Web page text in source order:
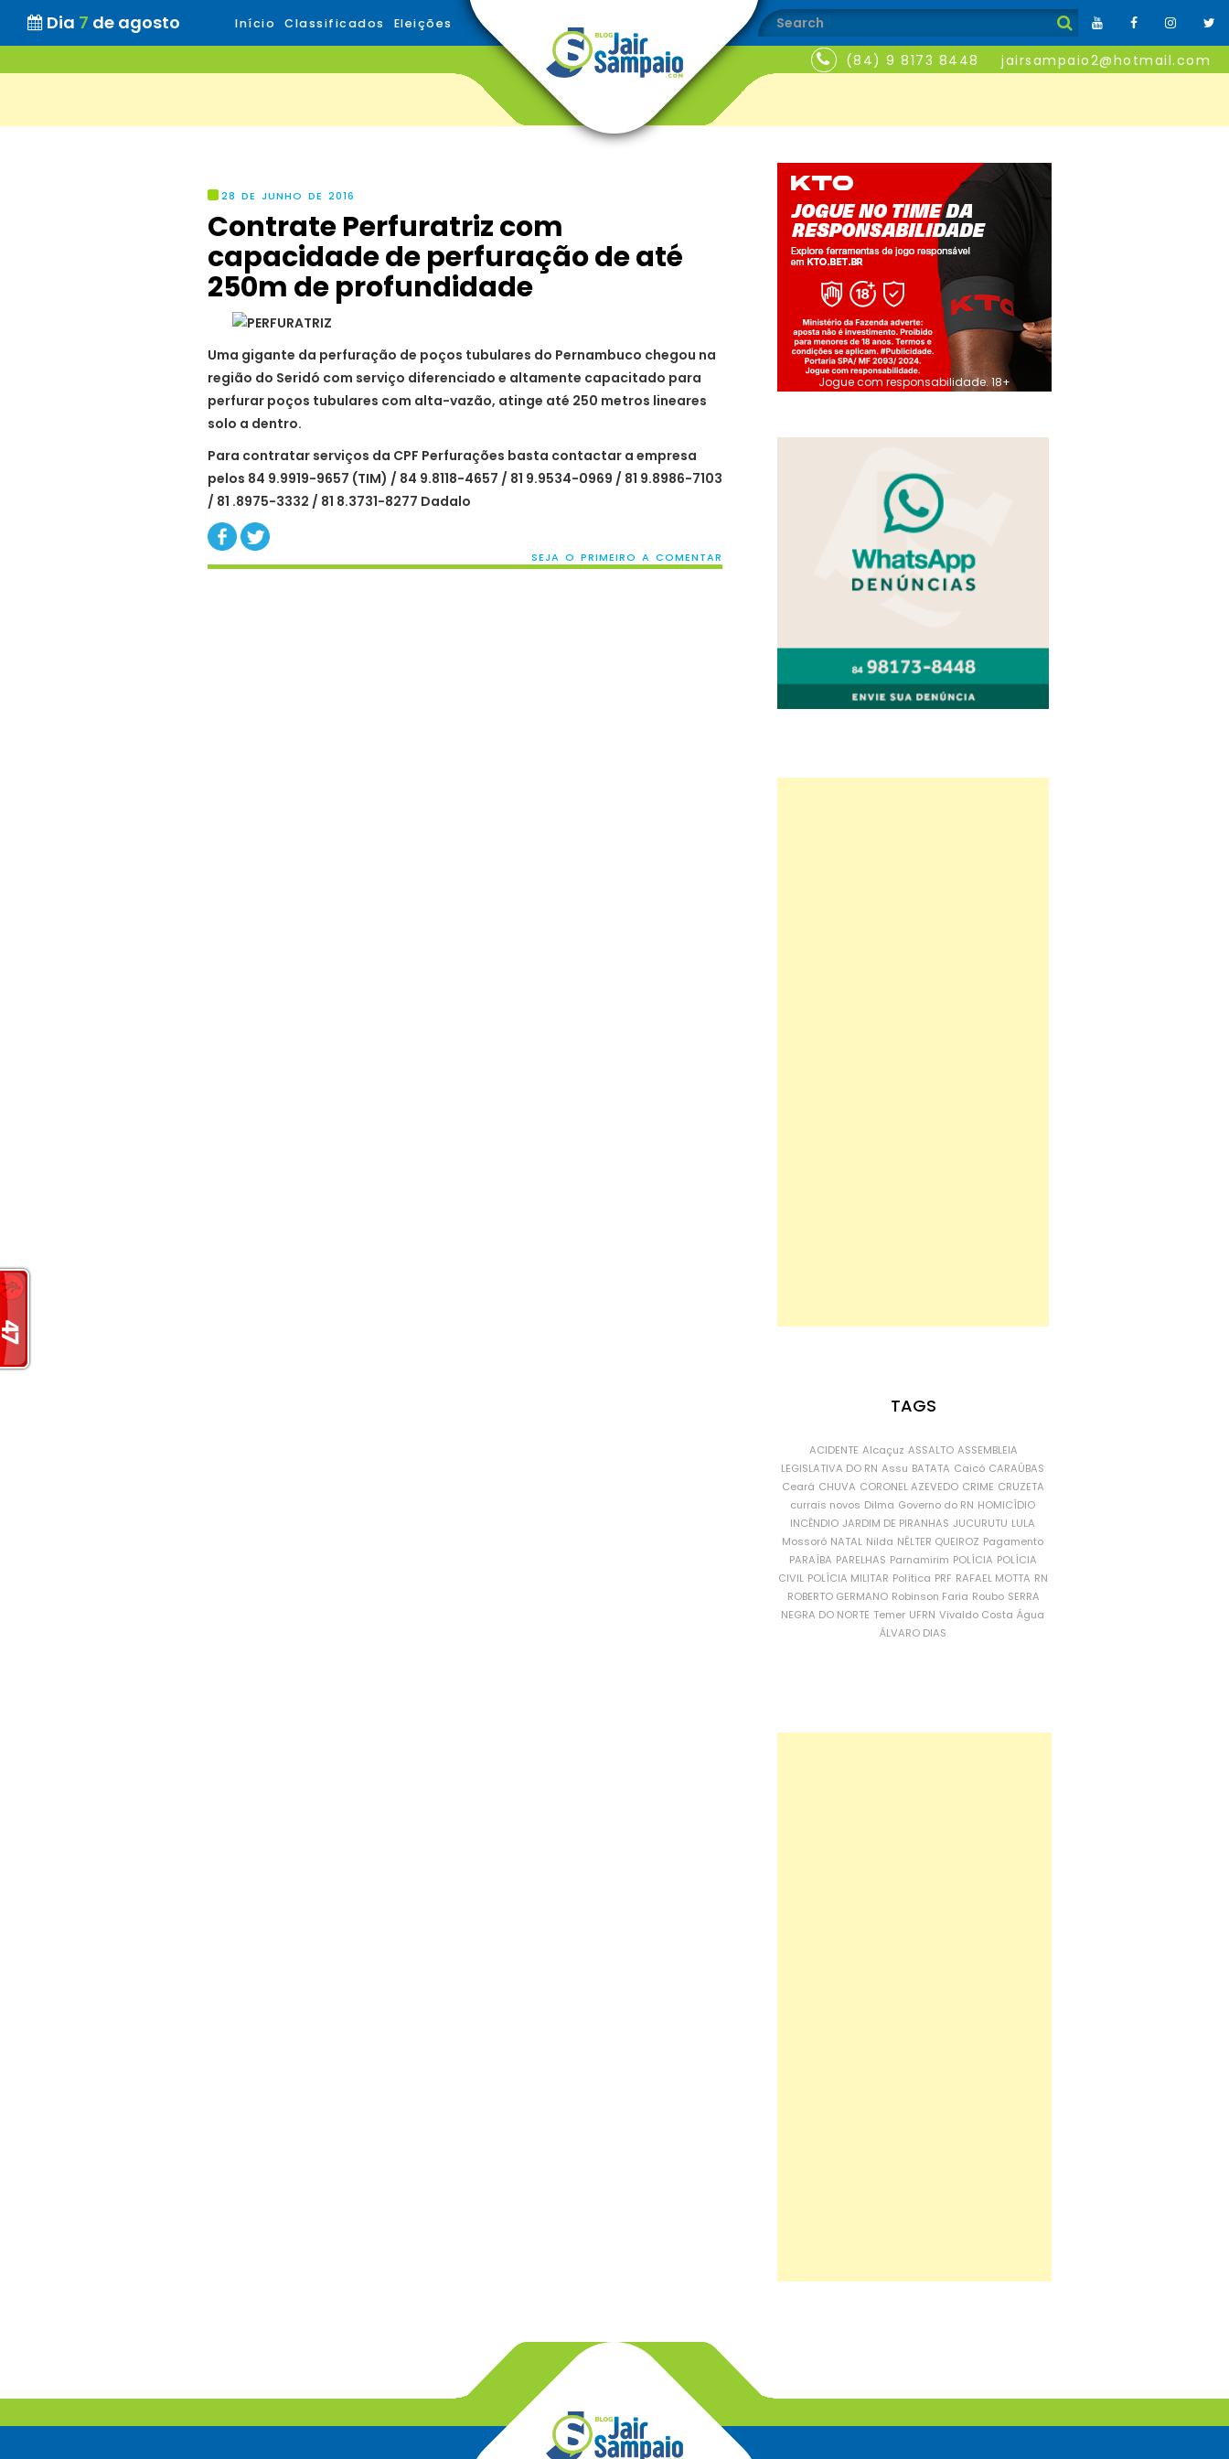
Dia 7 de agosto Início Classificados Eleições
(84) 9 8173 8448 jairsampaio2@hotmail.com
28 DE JUNHO DE 2016
Contrate Perfuratriz com
capacidade de perfuração de até
250m de profundidade
Uma gigante da perfuração de poços tubulares do Pernambuco chegou na
região do Seridó com serviço diferenciado e altamente capacitado para
perfurar poços tubulares com alta-vazão, atinge até 250 metros lineares
solo a dentro.
Para contratar serviços da CPF Perfurações basta contactar a empresa
pelos 84 9.9919-9657 (TIM) / 84 9.8118-4657 / 81 9.9534-0969 / 81 9.8986-7103
/ 81 .8975-3332 / 81 8.3731-8277 Dadalo
SEJA O PRIMEIRO A COMENTAR
Jogue com responsabilidade. 18+
TAGS
ACIDENTE Alcaçuz ASSALTO ASSEMBLEIA
LEGISLATIVA DO RN Assu BATATA Caicó CARAÚBAS
Ceará CHUVA CORONEL AZEVEDO CRIME CRUZETA
currais novos Dilma Governo do RN HOMICÍDIO
INCÊNDIO JARDIM DE PIRANHAS JUCURUTU LULA
Mossoró NATAL Nilda NÉLTER QUEIROZ Pagamento
PARAÍBA PARELHAS Parnamirim POLÍCIA POLÍCIA
CIVIL POLÍCIA MILITAR Política PRF RAFAEL MOTTA RN
ROBERTO GERMANO Robinson Faria Roubo SERRA
NEGRA DO NORTE Temer UFRN Vivaldo Costa Água
ÁLVARO DIAS